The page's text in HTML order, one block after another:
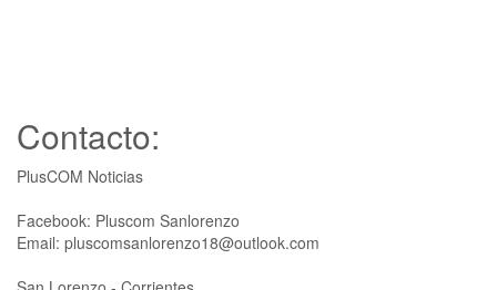
Contacto:
PlusCOM Noticias
Facebook: Pluscom Sanlorenzo
Email: pluscomsanlorenzo18@outlook.com